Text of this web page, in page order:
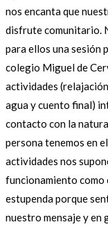
nos encanta que
disfrute comunitario.
para ellos una sesión
colegio Miguel de
actividades
agua y cuento final)
contacto con la
persona tenemos en
actividades nos
funcionamiento como
estupenda porque
nuestro mensaje y en